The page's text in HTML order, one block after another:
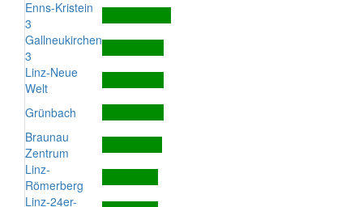
Enns-Kristein
3
Gallneukirchen
3
Linz-Neue
Welt
Grünbach
Braunau
Zentrum
Linz-
Römerberg
Linz-24er-